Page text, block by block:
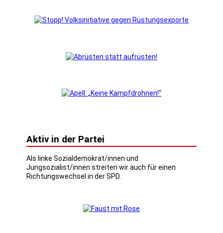
Aktiv in der Partei
Als linke Sozialdemokrat/innen und
Jungsozialist/innen streiten wir auch für einen
Richtungswechsel in der SPD.